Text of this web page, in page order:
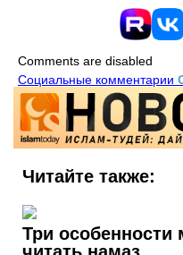
Comments are disabled
Социальные комментарии
Читайте также:
Три